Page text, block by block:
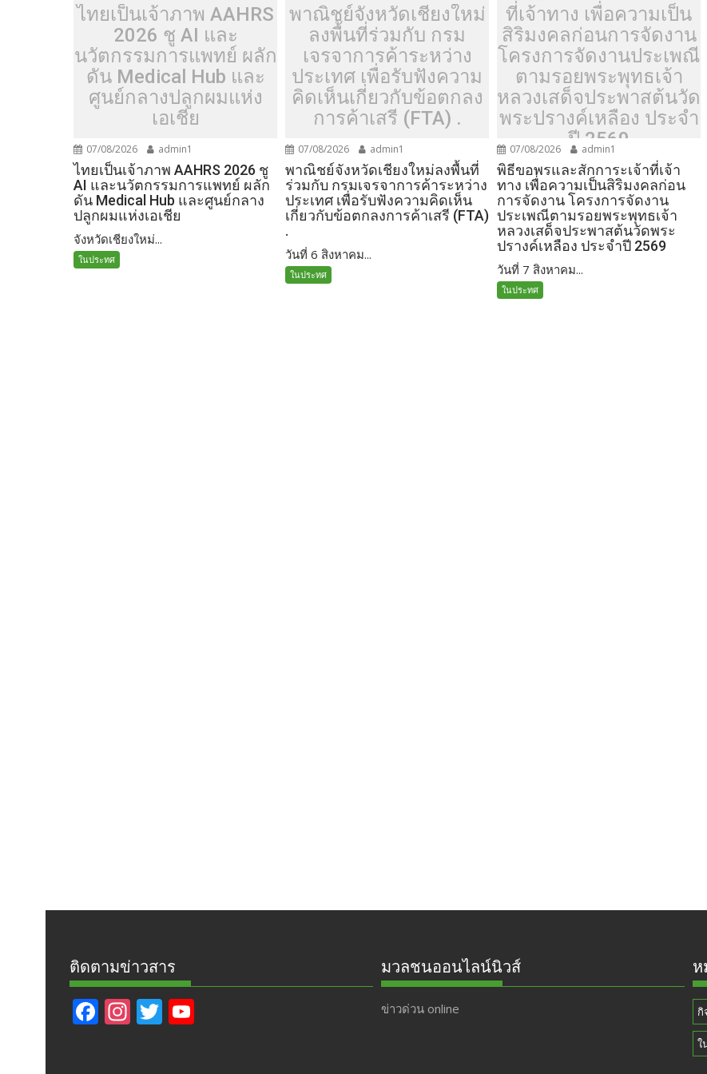
ไทยเป็นเจ้าภาพ AAHRS
2026 ชู AI และ
นวัตกรรมการแพทย์ ผลัก
ดัน Medical Hub และ
ศูนย์กลางปลูกผมแห่ง
เอเชีย
07/08/2026 admin1
ไทยเป็นเจ้าภาพ AAHRS 2026 ชู
AI และนวัตกรรมการแพทย์ ผลัก
ดัน Medical Hub และศูนย์กลาง
ปลูกผมแห่งเอเชีย
จังหวัดเชียงใหม่...
ในประทศ
พาณิชย์จังหวัดเชียงใหม่
ลงพื้นที่ร่วมกับ กรม
เจรจาการค้าระหว่าง
ประเทศ เพื่อรับฟังความ
คิดเห็นเกี่ยวกับข้อตกลง
การค้าเสรี (FTA) .
07/08/2026 admin1
พาณิชย์จังหวัดเชียงใหม่ลงพื้นที่
ร่วมกับ กรมเจรจาการค้าระหว่าง
ประเทศ เพื่อรับฟังความคิดเห็น
เกี่ยวกับข้อตกลงการค้าเสรี (FTA)
.
วันที่ 6 สิงหาคม...
ในประทศ
ที่เจ้าทาง เพื่อความเป็น
สิริมงคลก่อนการจัดงาน
โครงการจัดงานประเพณี
ตามรอยพระพุทธเจ้า
หลวงเสด็จประพาสต้นวัด
พระปรางค์เหลือง ประจำ
ปี 2569
07/08/2026 admin1
พิธีขอพรและสักการะเจ้าที่เจ้า
ทาง เพื่อความเป็นสิริมงคลก่อน
การจัดงาน โครงการจัดงาน
ประเพณีตามรอยพระพุทธเจ้า
หลวงเสด็จประพาสต้นวัดพระ
ปรางค์เหลือง ประจำปี 2569
วันที่ 7 สิงหาคม...
ในประทศ
ติดตามข่าวสาร
F In T
มวลชนออนไลน์นิวส์
ข่าวด่วน online
ห
กิ
ใ